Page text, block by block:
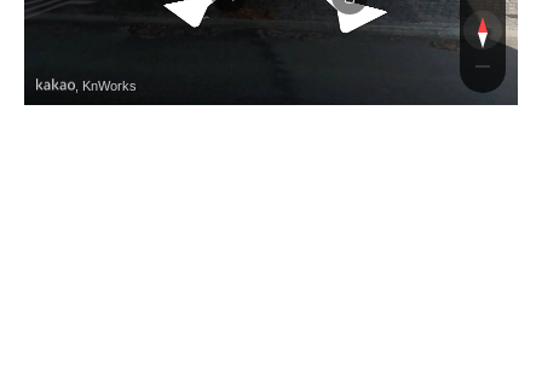
, KnWorks